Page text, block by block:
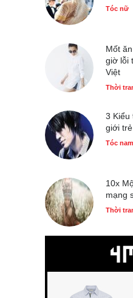
Bí
của
Làm đẹp
Phong
hậu
Thời
Tóc nữ
Mốt
giờ lỗi
Việt
Thời
3 Kiểu
giới
Tóc nam
10x
mạng
Thời